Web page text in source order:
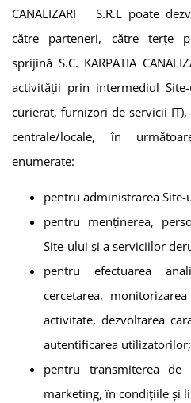
CANALIZARI S.R.L poate
către parteneri, către terțe
sprijină S.C. KARPATIA
activității prin intermediul
curierat, furnizori de servicii
centrale/locale, în
enumerate:
pentru administrarea Site-
pentru menținerea,
Site-ului și a serviciilor
pentru efectuarea
cercetarea,
activitate, dezvoltarea
autentificarea utilizatorilor;
pentru transmiterea de
marketing, în condițiile și